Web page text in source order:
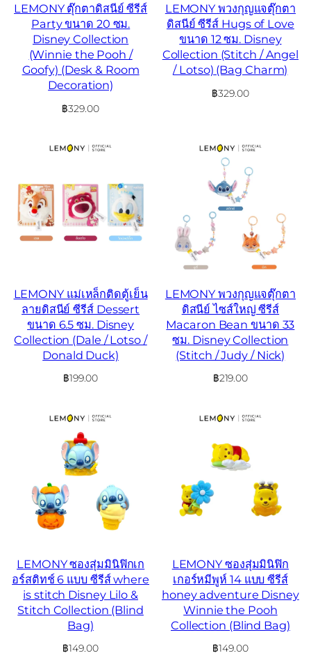
LEMONY ตุ๊กตาดิสนีย์ ซีรีส์
Party ขนาด 20 ซม.
Disney Collection
(Winnie the Pooh /
Goofy) (Desk & Room
Decoration)
฿329.00
LEMONY พวงกุญแจตุ๊กตา
ดิสนีย์ ซีรีส์ Hugs of Love
ขนาด 12 ซม. Disney
Collection (Stitch / Angel
/ Lotso) (Bag Charm)
฿329.00
LEMONY แม่เหล็กติดตู้เย็น
ลายดิสนีย์ ซีรีส์ Dessert
ขนาด 6.5 ซม. Disney
Collection (Dale / Lotso /
Donald Duck)
฿199.00
LEMONY พวงกุญแจตุ๊กตา
ดิสนีย์ ไซส์ใหญ่ ซีรีส์
Macaron Bean ขนาด 33
ซม. Disney Collection
(Stitch / Judy / Nick)
฿219.00
LEMONY ซองสุ่มมินิฟิกเก
อร์สติทช์ 6 แบบ ซีรีส์ where
is stitch Disney Lilo &
Stitch Collection (Blind
Bag)
฿149.00
LEMONY ซองสุ่มมินิฟิก
เกอร์หมีพูห์ 14 แบบ ซีรีส์
honey adventure Disney
Winnie the Pooh
Collection (Blind Bag)
฿149.00